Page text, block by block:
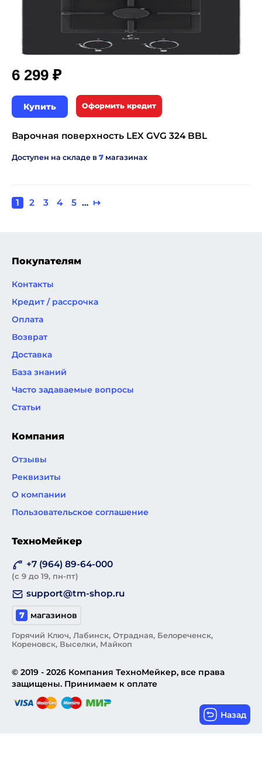
6 299 ₽
Купить Оформить кредит
Варочная поверхность LEX GVG 324 BBL
Доступен на складе в 7 магазинах
Нумерация
Текущая
1 Page
2 Page
3 Page
4 Page
5 … Следующая
↦
Покупателям
Контакты
Кредит / рассрочка
Оплата
Возврат
Доставка
База знаний
Часто задаваемые вопросы
Статьи
Компания
Отзывы
Реквизиты
О компании
Пользовательское соглашение
ТехноМейкер
+7 (964) 89-64-000
(с 9 до 19, пн-пт)
support@tm-shop.ru
7 магазинов
Горячий Ключ, Лабинск, Отрадная, Белореченск,
Кореновск, Выселки, Майкоп
© 2019 - 2026 Компания ТехноМейкер, все права
защищены. Принимаем к оплате
Назад